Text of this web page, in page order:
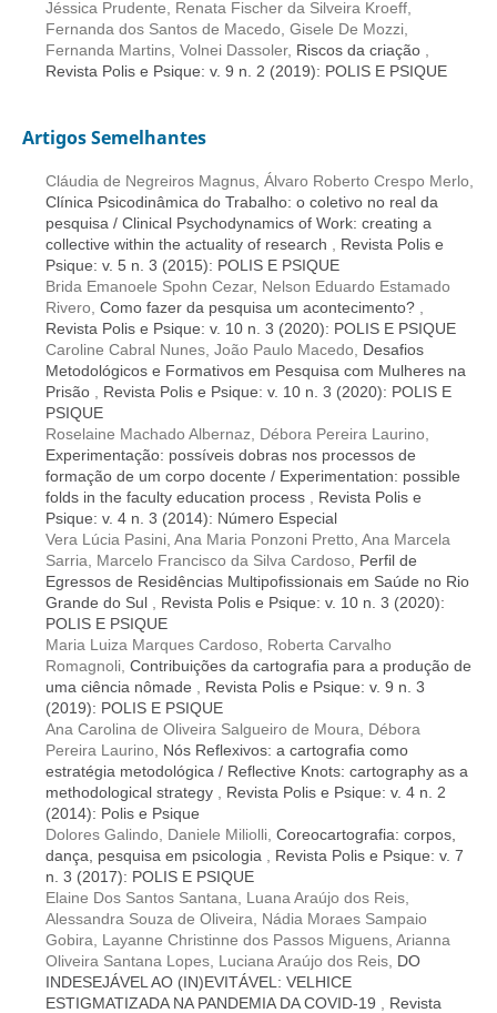
Jéssica Prudente, Renata Fischer da Silveira Kroeff,
Fernanda dos Santos de Macedo, Gisele De Mozzi,
Fernanda Martins, Volnei Dassoler, Riscos da criação
Revista Polis e Psique: v. 9 n. 2 (2019): POLIS E PSIQUE
Artigos Semelhantes
Cláudia de Negreiros Magnus, Álvaro Roberto Crespo Merlo,
Clínica Psicodinâmica do Trabalho: o coletivo no real da
pesquisa / Clinical Psychodynamics of Work: creating a
collective within the actuality of research
Revista Polis e
Psique: v. 5 n. 3 (2015): POLIS E PSIQUE
Brida Emanoele Spohn Cezar, Nelson Eduardo Estamado
Rivero, Como fazer da pesquisa um acontecimento?
Revista Polis e Psique: v. 10 n. 3 (2020): POLIS E PSIQUE
Caroline Cabral Nunes, João Paulo Macedo, Desafios
Metodológicos e Formativos em Pesquisa com Mulheres na
Prisão
Revista Polis e Psique: v. 10 n. 3 (2020): POLIS E
PSIQUE
Roselaine Machado Albernaz, Débora Pereira Laurino,
Experimentação: possíveis dobras nos processos de
formação de um corpo docente / Experimentation: possible
folds in the faculty education process
Revista Polis e
Psique: v. 4 n. 3 (2014): Número Especial
Vera Lúcia Pasini, Ana Maria Ponzoni Pretto, Ana Marcela
Sarria, Marcelo Francisco da Silva Cardoso, Perfil de
Egressos de Residências Multipofissionais em Saúde no Rio
Grande do Sul
Revista Polis e Psique: v. 10 n. 3 (2020):
POLIS E PSIQUE
Maria Luiza Marques Cardoso, Roberta Carvalho
Romagnoli, Contribuições da cartografia para a produção de
uma ciência nômade
Revista Polis e Psique: v. 9 n. 3
(2019): POLIS E PSIQUE
Ana Carolina de Oliveira Salgueiro de Moura, Débora
Pereira Laurino, Nós Reflexivos: a cartografia como
estratégia metodológica / Reflective Knots: cartography as a
methodological strategy
Revista Polis e Psique: v. 4 n. 2
(2014): Polis e Psique
Dolores Galindo, Daniele Miliolli, Coreocartografia: corpos,
dança, pesquisa em psicologia
Revista Polis e Psique: v. 7
n. 3 (2017): POLIS E PSIQUE
Elaine Dos Santos Santana, Luana Araújo dos Reis,
Alessandra Souza de Oliveira, Nádia Moraes Sampaio
Gobira, Layanne Christinne dos Passos Miguens, Arianna
Oliveira Santana Lopes, Luciana Araújo dos Reis, DO
INDESEJÁVEL AO (IN)EVITÁVEL: VELHICE
ESTIGMATIZADA NA PANDEMIA DA COVID-19
Revista